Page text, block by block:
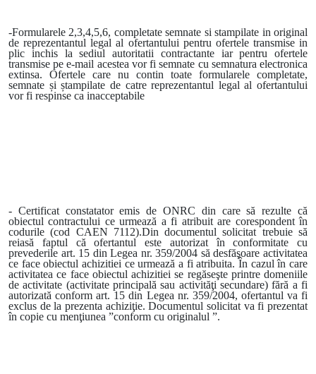
-Formularele 2,3,4,5,6, completate semnate si stampilate in original
de reprezentantul legal al ofertantului pentru ofertele transmise in
plic inchis la sediul autoritatii contractante iar pentru ofertele
transmise pe e-mail acestea vor fi semnate cu semnatura electronica
extinsa.
Ofertele care nu contin toate formularele completate,
semnate și ștampilate de catre reprezentantul legal al ofertantului
vor fi respinse ca inacceptabile
- Certificat constatator emis de ONRC din care să rezulte că
obiectul contractului ce urmează a fi atribuit are corespondent în
codurile (cod CAEN 7112).Din documentul solicitat trebuie să
reiasă faptul că ofertantul este autorizat în conformitate cu
prevederile art. 15 din Legea nr. 359/2004 să desfăşoare activitatea
ce face obiectul achizitiei ce urmează a fi atribuita. În cazul în care
activitatea ce face obiectul achizitiei se regăseşte printre domeniile
de activitate (activitate principală sau activităţi secundare) fără a fi
autorizată conform art. 15 din Legea nr. 359/2004, ofertantul va fi
exclus de la prezenta achiziţie. Documentul solicitat va fi prezentat
în copie cu menţiunea ”conform cu originalul ”.